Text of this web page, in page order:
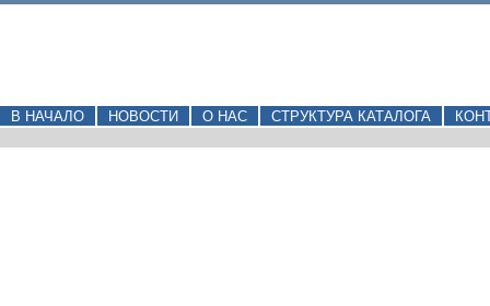
В НАЧАЛО НОВОСТИ О НАС СТРУКТУРА КАТАЛОГА